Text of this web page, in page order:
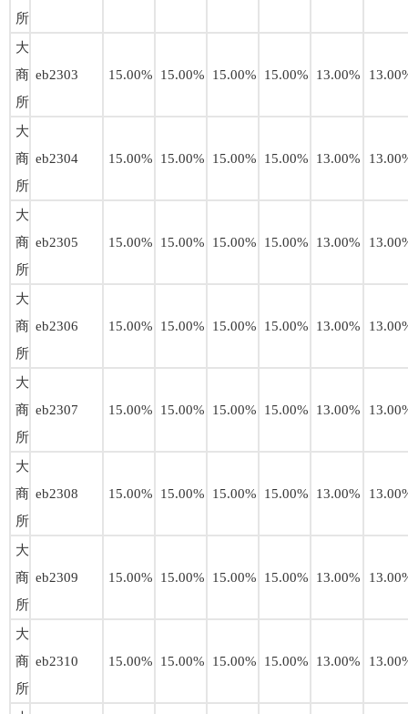
所
大
商
所
eb2303 15.00% 15.00% 15.00% 15.00% 13.00%
大
商
所
eb2304 15.00% 15.00% 15.00% 15.00% 13.00%
大
商
所
eb2305 15.00% 15.00% 15.00% 15.00% 13.00%
大
商
所
eb2306 15.00% 15.00% 15.00% 15.00% 13.00%
大
商
所
eb2307 15.00% 15.00% 15.00% 15.00% 13.00%
大
商
所
eb2308 15.00% 15.00% 15.00% 15.00% 13.00%
大
商
所
eb2309 15.00% 15.00% 15.00% 15.00% 13.00%
大
商
所
eb2310 15.00% 15.00% 15.00% 15.00% 13.00%